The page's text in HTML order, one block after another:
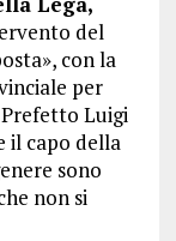
del
con la
per
Prefetto Luigi
il capo della
sono
non si